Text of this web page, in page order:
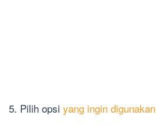
5. Pilih opsi yang ingin digunakan